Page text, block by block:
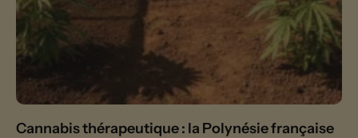
Cannabis thérapeutique : la Polynésie française